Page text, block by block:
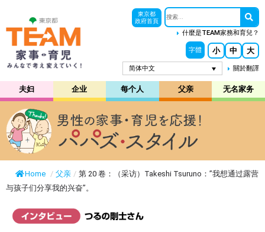
東京都
政府首頁
什麼是TEAM家務和育兒？
字體 小 中 大
简体中文 關於翻譯
夫妇 企业 每个人 父亲 无名家务
Home / 父亲 / 第 20 卷：（采访）Takeshi Tsuruno：”我想通过露营
与孩子们分享我的兴奋”。